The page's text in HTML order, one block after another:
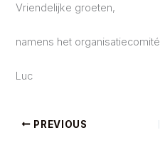
Vriendelijke groeten,
namens het organisatiecomité
Luc
PREVIOUS